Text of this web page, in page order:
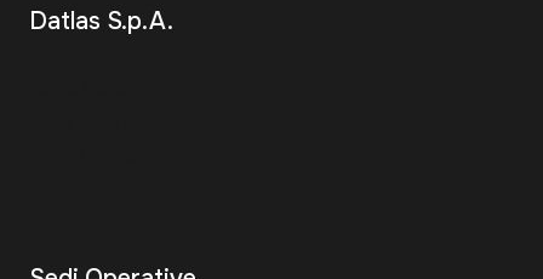
Datlas S.p.A.